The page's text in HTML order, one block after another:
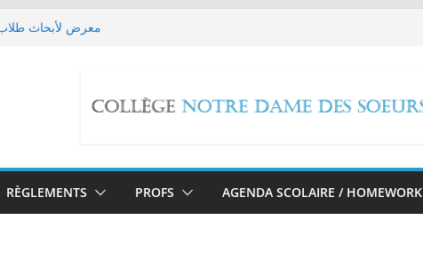
معرض لأبحاث طلاب
مسيرة صلاة بمناسبة
RÈGLEMENTS PROFS AGENDA SCOLAIRE / HOMEWORK